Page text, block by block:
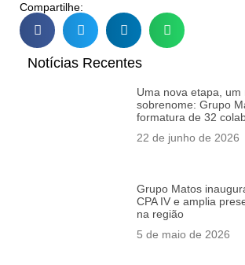
Compartilhe:
Notícias Recentes
Uma nova etapa, um
sobrenome: Grupo
formatura de 32
22 de junho de 2026
Grupo Matos
CPA IV e amplia
na região
5 de maio de 2026